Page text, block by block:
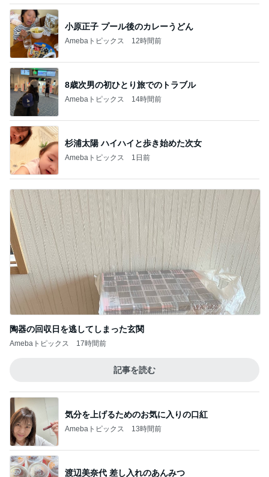
小原正子 プール後のカレーうどん
Amebaトピックス 12時間前
8歳次男の初ひとり旅でのトラブル
Amebaトピックス 14時間前
杉浦太陽 ハイハイと歩き始めた次女
Amebaトピックス 1日前
陶器の回収日を逃してしまった玄関
Amebaトピックス 17時間前
記事を読む
気分を上げるためのお気に入りの口紅
Amebaトピックス 13時間前
渡辺美奈代 差し入れのあんみつ